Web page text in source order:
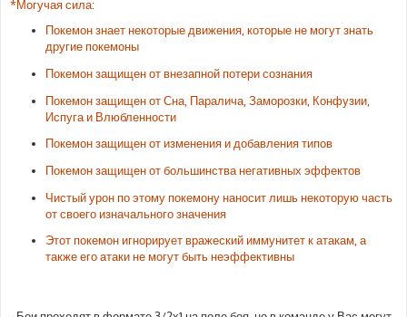
*Могучая сила:
Покемон знает некоторые движения, которые не могут знать
другие покемоны
Покемон защищен от внезапной потери сознания
Покемон защищен от Сна, Паралича, Заморозки, Конфузии,
Испуга и Влюбленности
Покемон защищен от изменения и добавления типов
Покемон защищен от большинства негативных эффектов
Чистый урон по этому покемону наносит лишь некоторую часть
от своего изначального значения
Этот покемон игнорирует вражеский иммунитет к атакам, а
также его атаки не могут быть неэффективны